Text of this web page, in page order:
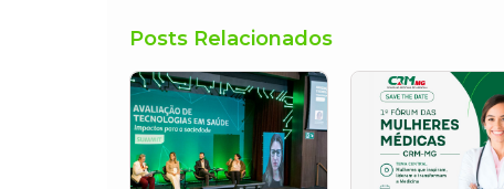
Posts Relacionados